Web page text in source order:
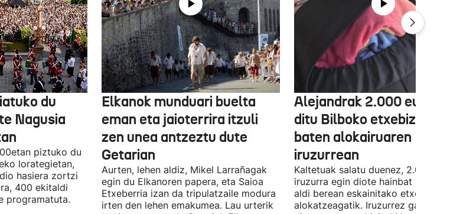
du
Nagusia
piztuko du
lorategietan,
hasiera zortzi
400 ekitaldi
programatuta.
Elkanok munduari buelta
eman eta jaioterrira itzuli
zen unea antzeztu dute
Getarian
Aurten, lehen aldiz, Mikel Larrañagak
egin du Elkanoren papera, eta Saioa
Etxeberria izan da tripulatzaile modura
irten den lehen emakumea. Lau urterik
Alejandrak 2.000 euro
ditu Bilboko etxebizitza
baten alokairuaren
iruzurrean
Kaltetuak salatu duenez, 2.000
iruzurra egin diote hainbat pertsonari
aldi berean eskainitako etxebizitza
alokatzeagatik. Iruzurrez galdutako